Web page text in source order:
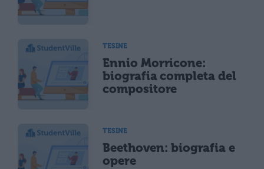
TESINE
Ennio Morricone:
biografia completa del
compositore
TESINE
Beethoven: biografia e
opere